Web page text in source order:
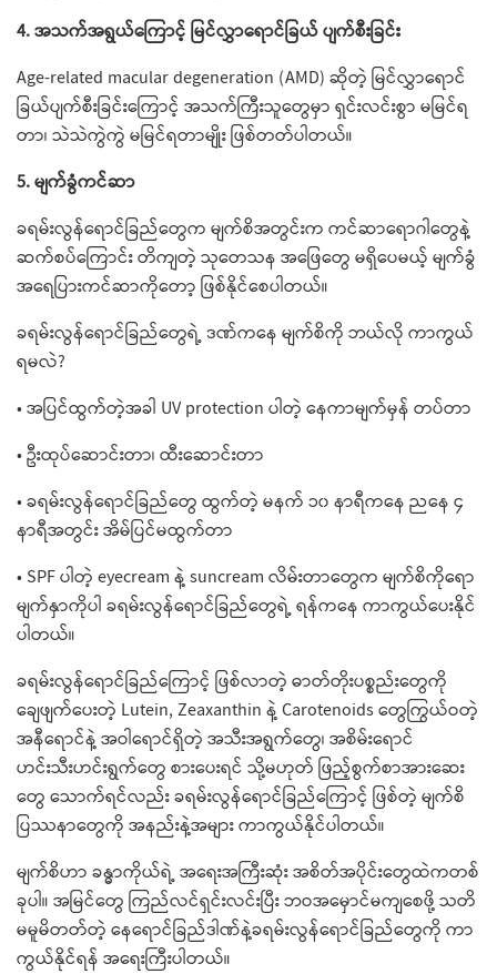
4. အသက်အရွယ်ကြောင့် မြင်လွှာရောင်ခြယ် ပျက်စီးခြင်း
Age-related macular degeneration (AMD) ဆိုတဲ့ မြင်လွှာရောင်
ခြယ်ပျက်စီးခြင်းကြောင့် အသက်ကြီးသူတွေမှာ ရှင်းလင်းစွာ မမြင်ရ
တာ၊ သဲသဲကွဲကွဲ မမြင်ရတာမျိုး ဖြစ်တတ်ပါတယ်။
5. မျက်ခွံကင်ဆာ
ခရမ်းလွန်ရောင်ခြည်တွေက မျက်စိအတွင်းက ကင်ဆာရောဂါတွေနဲ့
ဆက်စပ်ကြောင်း တိကျတဲ့ သုတေသန အဖြေတွေ မရှိပေမယ့် မျက်ခွံ
အရေပြားကင်ဆာကိုတော့ ဖြစ်နိုင်စေပါတယ်။
ခရမ်းလွန်ရောင်ခြည်တွေရဲ့ ဒဏ်ကနေ မျက်စိကို ဘယ်လို ကာကွယ်
ရမလဲ?
• အပြင်ထွက်တဲ့အခါ UV protection ပါတဲ့ နေကာမျက်မှန် တပ်တာ
• ဦးထုပ်ဆောင်းတာ၊ ထီးဆောင်းတာ
• ခရမ်းလွန်ရောင်ခြည်တွေ ထွက်တဲ့ မနက် ၁၀ နာရီကနေ ညနေ ၄
နာရီအတွင်း အိမ်ပြင်မထွက်တာ
• SPF ပါတဲ့ eyecream နဲ့ suncream လိမ်းတာတွေက မျက်စိကိုရော
မျက်နှာကိုပါ ခရမ်းလွန်ရောင်ခြည်တွေရဲ့ ရန်ကနေ ကာကွယ်ပေးနိုင်
ပါတယ်။
ခရမ်းလွန်ရောင်ခြည်ကြောင့် ဖြစ်လာတဲ့ ဓာတ်တိုးပစ္စည်းတွေကို
ချေဖျက်ပေးတဲ့ Lutein, Zeaxanthin နဲ့ Carotenoids တွေကြွယ်ဝတဲ့
အနီရောင်နဲ့ အဝါရောင်ရှိတဲ့ အသီးအရွက်တွေ၊ အစိမ်းရောင်
ဟင်းသီးဟင်းရွက်တွေ စားပေးရင် သို့မဟုတ် ဖြည့်စွက်စာအားဆေး
တွေ သောက်ရင်လည်း ခရမ်းလွန်ရောင်ခြည်ကြောင့် ဖြစ်တဲ့ မျက်စိ
ပြဿနာတွေကို အနည်းနဲ့အများ ကာကွယ်နိုင်ပါတယ်။
မျက်စိဟာ ခန္ဓာကိုယ်ရဲ့ အရေးအကြီးဆုံး အစိတ်အပိုင်းတွေထဲကတစ်
ခုပါ။ အမြင်တွေ ကြည်လင်ရှင်းလင်းပြီး ဘဝအမှောင်မကျစေဖို့ သတိ
မမူမိတတ်တဲ့ နေရောင်ခြည်ဒါဏ်နဲ့ခရမ်းလွန်ရောင်ခြည်တွေကို ကာ
ကွယ်နိုင်ရန် အရေးကြီးပါတယ်။